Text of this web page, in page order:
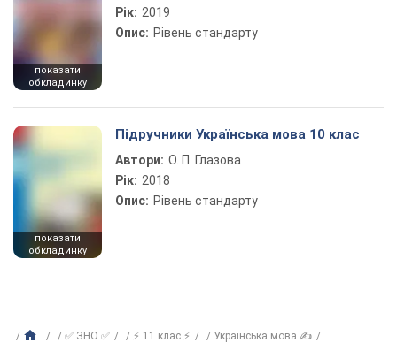
показати
обкладинку
Рік: 2019
Опис: Рівень стандарту
показати
обкладинку
Підручники Українська мова 10 клас
Автори: О. П. Глазова
Рік: 2018
Опис: Рівень стандарту
✅ ЗНО ✅ ⚡ 11 клас ⚡
Українська мова ✍